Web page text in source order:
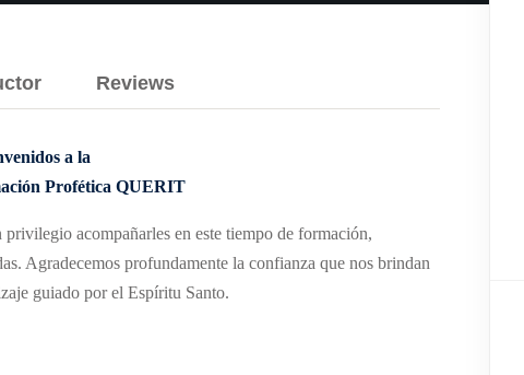
Reviews
a la
Profética QUERIT
acompañarles en este tiempo de formación,
Agradecemos profundamente la confianza que nos brindan
guiado por el Espíritu Santo.